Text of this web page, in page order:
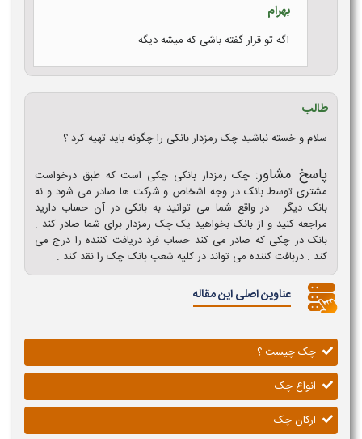
بهرام
اگه تو قرار گفته باشی که میشه دیگه
طالب
سلام و خسته نباشید چک رمزدار بانکی را چگونه باید تهیه کرد ؟
پاسخ مشاور: چک رمزدار بانکی چکی است که طبق درخواست
مشتری توسط بانک در وجه اشخاص و شرکت ها صادر می شود و نه
بانک دیگر . در واقع شما می توانید به بانکی در آن حساب دارید
مراجعه کنید و از بانک بخواهید یک چک رمزدار برای شما صادر کند .
بانک در چکی که صادر می کند حساب فرد دریافت کننده را درج می
کند . دربافت کننده می تواند در کلیه شعب بانک چک را نقد کند .
عناوین اصلی این مقاله
چک چیست ؟
انواع چک
ارکان چک